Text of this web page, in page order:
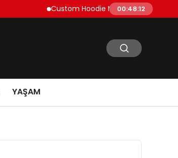
Custom Hoodie Manufacturing Guide:
00:48:13
YAŞAM